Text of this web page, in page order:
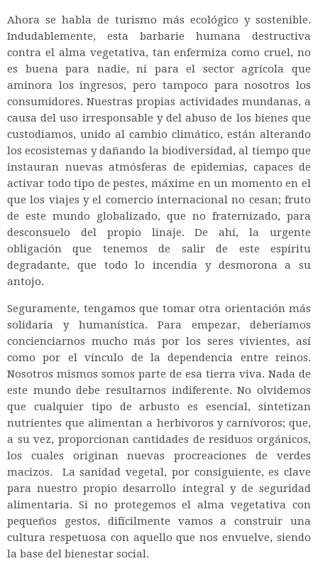
Ahora se habla de turismo más ecológico y sostenible.
Indudablemente, esta barbarie humana destructiva
contra el alma vegetativa, tan enfermiza como cruel, no
es buena para nadie, ni para el sector agrícola que
aminora los ingresos, pero tampoco para nosotros los
consumidores. Nuestras propias actividades mundanas, a
causa del uso irresponsable y del abuso de los bienes que
custodiamos, unido al cambio climático, están alterando
los ecosistemas y dañando la biodiversidad, al tiempo que
instauran nuevas atmósferas de epidemias, capaces de
activar todo tipo de pestes, máxime en un momento en el
que los viajes y el comercio internacional no cesan; fruto
de este mundo globalizado, que no fraternizado, para
desconsuelo del propio linaje. De ahí, la urgente
obligación que tenemos de salir de este espíritu
degradante, que todo lo incendia y desmorona a su
antojo.
Seguramente, tengamos que tomar otra orientación más
solidaria y humanística. Para empezar, deberíamos
concienciarnos mucho más por los seres vivientes, así
como por el vínculo de la dependencia entre reinos.
Nosotros mismos somos parte de esa tierra viva. Nada de
este mundo debe resultarnos indiferente. No olvidemos
que cualquier tipo de arbusto es esencial, sintetizan
nutrientes que alimentan a herbívoros y carnívoros; que,
a su vez, proporcionan cantidades de residuos orgánicos,
los cuales originan nuevas procreaciones de verdes
macizos. La sanidad vegetal, por consiguiente, es clave
para nuestro propio desarrollo integral y de seguridad
alimentaria. Si no protegemos el alma vegetativa con
pequeños gestos, difícilmente vamos a construir una
cultura respetuosa con aquello que nos envuelve, siendo
la base del bienestar social.